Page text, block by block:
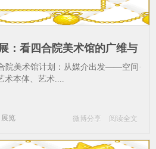
：看四合院美术馆的广维与
都-美术馆-现场-四合院
院美术馆计划：从媒介出发——空间·
术本体、艺术....
展览
微博分享 阅读全文